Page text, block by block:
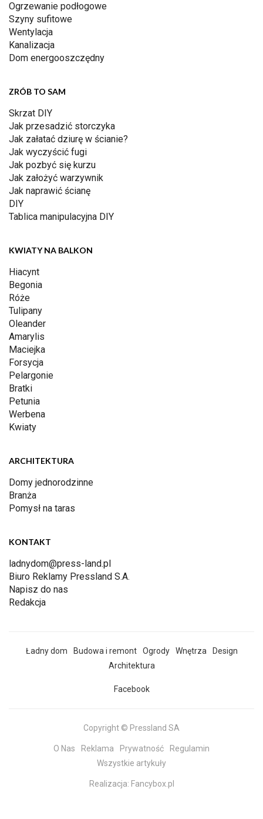
Ogrzewanie podłogowe
Szyny sufitowe
Wentylacja
Kanalizacja
Dom energooszczędny
ZRÓB TO SAM
Skrzat DIY
Jak przesadzić storczyka
Jak załatać dziurę w ścianie?
Jak wyczyścić fugi
Jak pozbyć się kurzu
Jak założyć warzywnik
Jak naprawić ścianę
DIY
Tablica manipulacyjna DIY
KWIATY NA BALKON
Hiacynt
Begonia
Róże
Tulipany
Oleander
Amarylis
Maciejka
Forsycja
Pelargonie
Bratki
Petunia
Werbena
Kwiaty
ARCHITEKTURA
Domy jednorodzinne
Branża
Pomysł na taras
KONTAKT
ladnydom@press-land.pl
Biuro Reklamy Pressland S.A.
Napisz do nas
Redakcja
Ładny dom Budowa i remont Ogrody Wnętrza
Design
Architektura
Facebook
Copyright © Pressland SA
O Nas Reklama Prywatność
Regulamin
Wszystkie artykuły
Realizacja: Fancybox.pl